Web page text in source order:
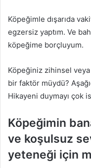
Köpeğimle dışarıda
egzersiz yaptım. Ve
köpeğime borçluyum.
Köpeğiniz zihinsel veya
bir faktör müydü?
Hikayeni duymayı çok
Köpeğimin
ve koşulsuz
yeteneği için